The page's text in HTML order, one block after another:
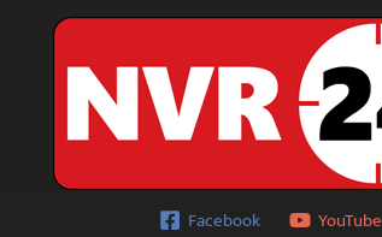
Facebook YouTube